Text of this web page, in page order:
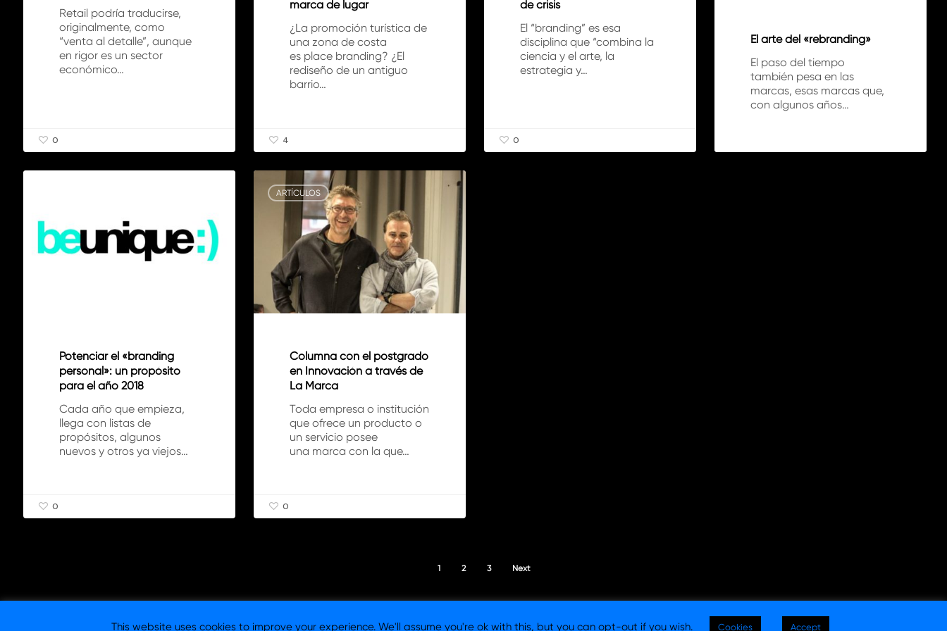
Retail podría traducirse,
originalmente, como
“venta al detalle”, aunque
en rigor es un sector
económico…
0
marca de lugar
¿La promoción turística de
una zona de costa
es place branding? ¿El
rediseño de un antiguo
barrio…
4
de crisis
El “branding” es esa
disciplina que “combina la
ciencia y el arte, la
estrategia y…
0
El arte del «rebranding»
El paso del tiempo
también pesa en las
marcas, esas marcas que,
con algunos años…
Potenciar
personal»:
propósito
Potenciar el «branding
personal»: un propósito
para el año 2018
Cada año que empieza,
llega con listas de
propósitos, algunos
nuevos y otros ya viejos…
0
Columna
con
postgrado
Innovación
través
La
Marca
ARTÍCULOS
Columna con el postgrado
en Innovación a través de
La Marca
Toda empresa o institución
que ofrece un producto o
un servicio posee
una marca con la que…
0
1 2 3 Next
This website uses cookies to improve your experience. We'll assume you're ok with this, but you can opt-out if you wish. Cookies Accept